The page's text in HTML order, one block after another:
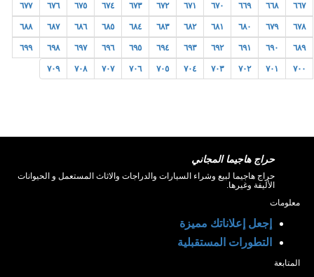
٦٦٧ ٦٦٨ ٦٦٩ ٦٧٠ ٦٧١ ٦٧٢ ٦٧٣ ٦٧٤ ٦٧٥ ٦٧٦ ٦٧٧
٦٧٨ ٦٧٩ ٦٨٠ ٦٨١ ٦٨٢ ٦٨٣ ٦٨٤ ٦٨٥ ٦٨٦ ٦٨٧ ٦٨٨
٦٨٩ ٦٩٠ ٦٩١ ٦٩٢ ٦٩٣ ٦٩٤ ٦٩٥ ٦٩٦ ٦٩٧ ٦٩٨ ٦٩٩
٧٠٠ ٧٠١ ٧٠٢ ٧٠٣ ٧٠٤ ٧٠٥ ٧٠٦ ٧٠٧ ٧٠٨ ٧٠٩
حراج هاجيما المجاني
حراج هاجيما لبيع وشراء السيارات والدراجات والاثاث المستعمل و الحيوانات
الأليفة وغيرها.
معلومات
إجعل إعلاناتك مميزة
التطورات المستقبلية
المتابعة